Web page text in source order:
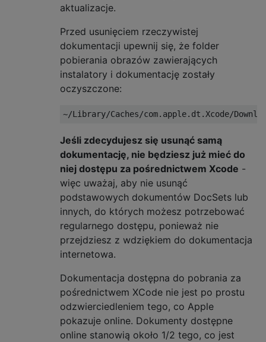
aktualizacje.
Przed usunięciem rzeczywistej
dokumentacji upewnij się, że folder
pobierania obrazów zawierających
instalatory i dokumentację zostały
oczyszczone:
Jeśli zdecydujesz się usunąć samą
dokumentację, nie będziesz już mieć do
niej dostępu za pośrednictwem Xcode -
więc uważaj, aby nie usunąć
podstawowych dokumentów DocSets lub
innych, do których możesz potrzebować
regularnego dostępu, ponieważ nie
przejdziesz z wdziękiem do dokumentacja
internetowa.
Dokumentacja dostępna do pobrania za
pośrednictwem XCode nie jest po prostu
odzwierciedleniem tego, co Apple
pokazuje online. Dokumenty dostępne
online stanowią około 1/2 tego, co jest